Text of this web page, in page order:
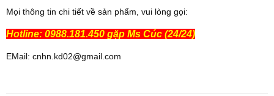
Mọi thông tin chi tiết về sản phẩm, vui lòng gọi:
Hotline: 0988.181.450 gặp Ms Cúc (24/24)
EMail: cnhn.kd02@gmail.com